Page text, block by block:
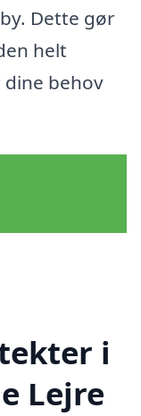
Dette gør
helt
behov
i
Lejre